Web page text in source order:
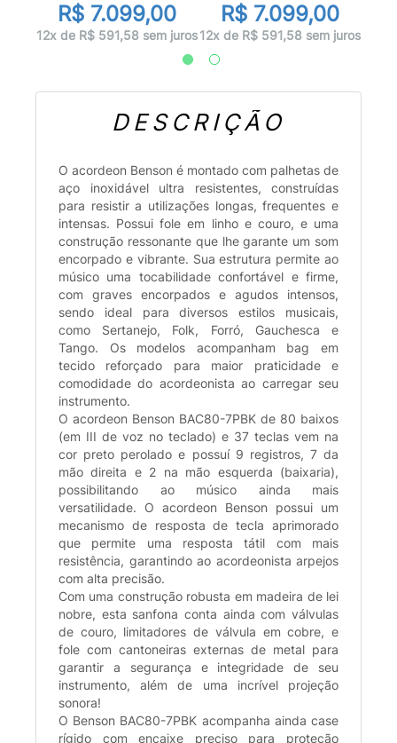
R$ 7.099,00
12x de R$ 591,58 sem juros
R$ 7.099,00
12x de R$ 591,58 sem juros
DESCRIÇÃO
O acordeon Benson é montado com palhetas de
aço inoxidável ultra resistentes, construídas
para resistir a utilizações longas, frequentes e
intensas. Possui fole em linho e couro, e uma
construção ressonante que lhe garante um som
encorpado e vibrante. Sua estrutura permite ao
músico uma tocabilidade confortável e firme,
com graves encorpados e agudos intensos,
sendo ideal para diversos estilos musicais,
como Sertanejo, Folk, Forró, Gauchesca e
Tango. Os modelos acompanham bag em
tecido reforçado para maior praticidade e
comodidade do acordeonista ao carregar seu
instrumento.
O acordeon Benson BAC80-7PBK de 80 baixos
(em III de voz no teclado) e 37 teclas vem na
cor preto perolado e possuí 9 registros, 7 da
mão direita e 2 na mão esquerda (baixaria),
possibilitando ao músico ainda mais
versatilidade. O acordeon Benson possui um
mecanismo de resposta de tecla aprimorado
que permite uma resposta tátil com mais
resistência, garantindo ao acordeonista arpejos
com alta precisão.
Com uma construção robusta em madeira de lei
nobre, esta sanfona conta ainda com válvulas
de couro, limitadores de válvula em cobre, e
fole com cantoneiras externas de metal para
garantir a segurança e integridade de seu
instrumento, além de uma incrível projeção
sonora!
O Benson BAC80-7PBK acompanha ainda case
rígido com encaixe preciso para proteção